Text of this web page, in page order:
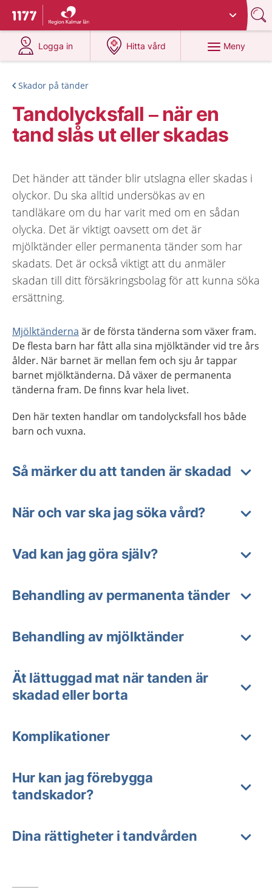
Till startsidan för 1177
Du har valt region
Logga in
på 1177.se
Hitta vård
på 1177.se
Meny
Skador på tänder
Tandolycksfall – när en
tand slås ut eller skadas
Det händer att tänder blir utslagna eller skadas i
olyckor. Du ska alltid undersökas av en
tandläkare om du har varit med om en sådan
olycka. Det är viktigt oavsett om det är
mjölktänder eller permanenta tänder som har
skadats. Det är också viktigt att du anmäler
skadan till ditt försäkringsbolag för att kunna söka
ersättning.
Mjölktänderna är de första tänderna som växer fram.
De flesta barn har fått alla sina mjölktänder vid tre års
ålder. När barnet är mellan fem och sju år tappar
barnet mjölktänderna. Då växer de permanenta
tänderna fram. De finns kvar hela livet.
Den här texten handlar om tandolycksfall hos både
barn och vuxna.
Så märker du att tanden är skadad
När och var ska jag söka vård?
Vad kan jag göra själv?
Behandling av permanenta tänder
Behandling av mjölktänder
Ät lättuggad mat när tanden är
skadad eller borta
Komplikationer
Hur kan jag förebygga
tandskador?
Dina rättigheter i tandvården